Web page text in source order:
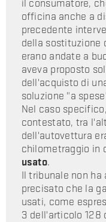
il consumatore,
officina anche a
precedente
della sostituzione
erano andate a
aveva proposto
dell'acquisto di
soluzione "a
Nel caso
contestato, tra
dell'autovettura
chilometraggio in
usato.
Il tribunale non
precisato che la
usati, come
3 dell'articolo 128